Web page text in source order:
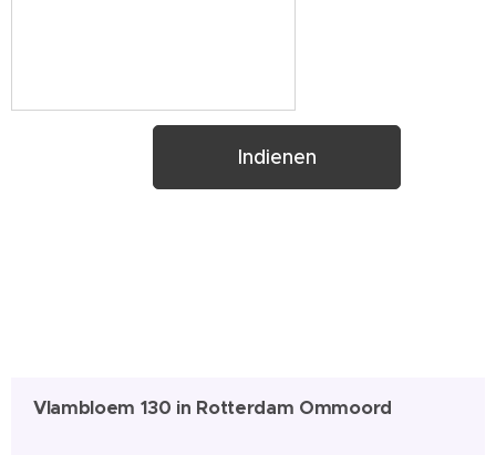
Indienen
Vlambloem 130 in Rotterdam Ommoord